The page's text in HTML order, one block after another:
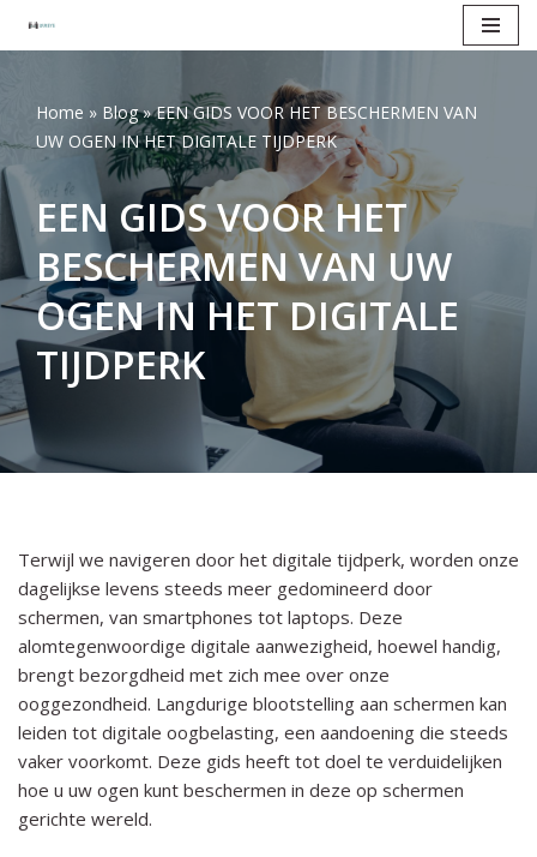
de
inhoud
Home » Blog»EEN GIDS VOOR HET BESCHERMEN VAN
UW OGEN IN HET DIGITALE TIJDPERK
EEN GIDS VOOR HET
BESCHERMEN VAN UW
OGEN IN HET DIGITALE
TIJDPERK
Terwijl we navigeren door het digitale tijdperk, worden onze
dagelijkse levens steeds meer gedomineerd door
schermen, van smartphones tot laptops. Deze
alomtegenwoordige digitale aanwezigheid, hoewel handig,
brengt bezorgdheid met zich mee over onze
ooggezondheid. Langdurige blootstelling aan schermen kan
leiden tot digitale oogbelasting, een aandoening die steeds
vaker voorkomt. Deze gids heeft tot doel te verduidelijken
hoe u uw ogen kunt beschermen in deze op schermen
gerichte wereld.